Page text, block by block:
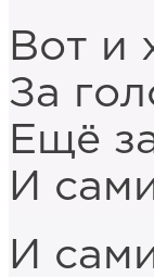
Вот и
За
Ещё
И
И